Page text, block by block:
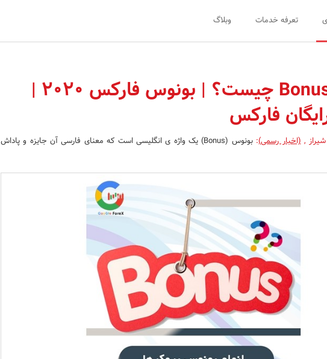
تعرفه خدمات وبلاگ
بونوس Bonus چیست؟ | بونوس فارکس 2020 |
فارکس
شیراز ,(اخبار رسمی):
بونوس (Bonus) یک واژه ی انگلیسی است که معنای فارسی آن جایزه و پاداش